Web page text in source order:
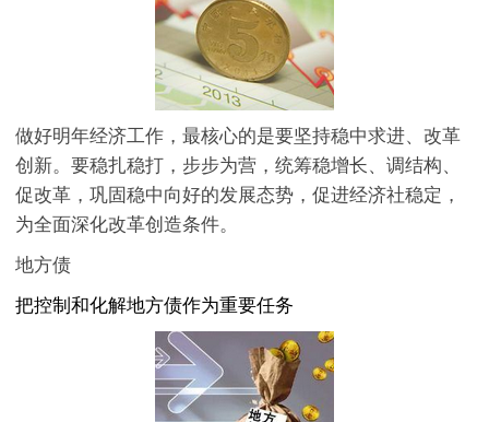
做好明年经济工作，最核心的是要坚持稳中求进、改革
创新。要稳扎稳打，步步为营，统筹稳增长、调结构、
促改革，巩固稳中向好的发展态势，促进经济社稳定，
为全面深化改革创造条件。
地方债
把控制和化解地方债作为重要任务